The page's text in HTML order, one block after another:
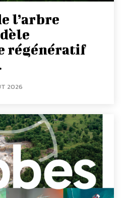
l’arbre
régénératif
2026